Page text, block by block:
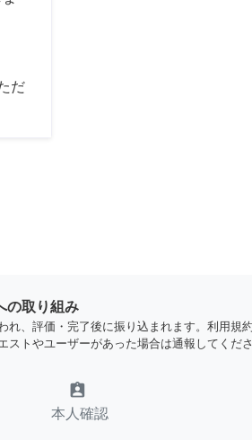
だ
の取り組み
れ、評価・完了後に振り込まれます。利用規
ストやユーザーがあった場合は通報してくださ
assignment_ind
本人確認